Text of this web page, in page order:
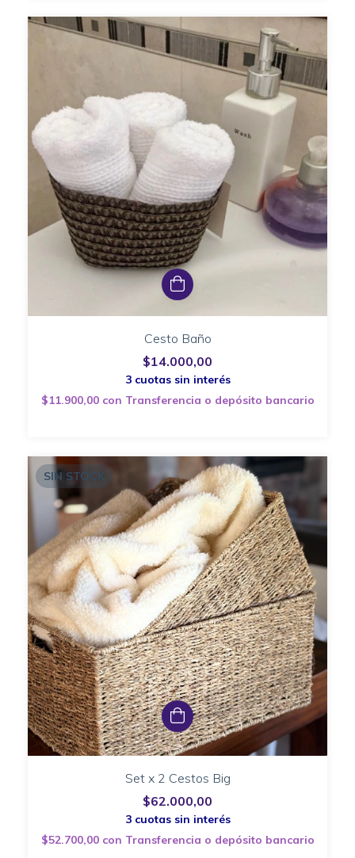
Cesto Baño
$14.000,00
$11.900,00 con Transferencia o depósito bancario
SIN STOCK
Set x 2 Cestos Big
$62.000,00
$52.700,00 con Transferencia o depósito bancario